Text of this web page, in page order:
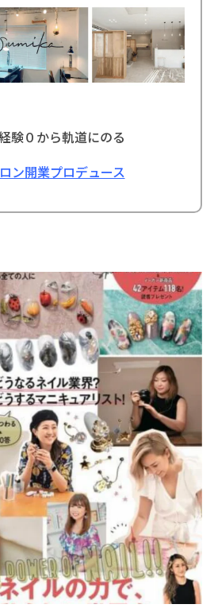
験０から軌道にのる
ン開業プロデュース